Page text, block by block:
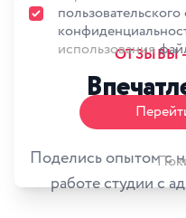
использования
ОТЗЫВЫ
о
Поделись опытом с
работе студии с